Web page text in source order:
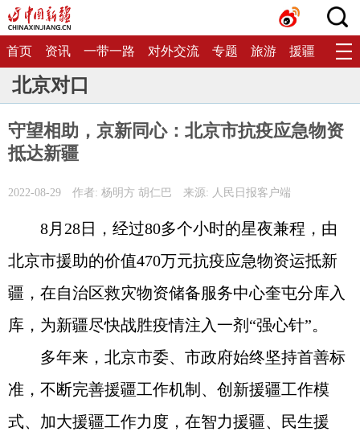
首页 资讯 一带一路 对外交流 专题 旅游 援疆 生态
北京对口
守望相助，京新同心：北京市抗疫应急物资
抵达新疆
2022-08-29 作者: 杨明方 胡仁巴 来源: 人民日报客户端
8月28日，经过80多个小时的星夜兼程，由
北京市援助的价值470万元抗疫应急物资运抵新
疆，在自治区救灾物资储备服务中心奎屯分库入
库，为新疆尽快战胜疫情注入一剂“强心针”。
多年来，北京市委、市政府始终坚持首善标
准，不断完善援疆工作机制、创新援疆工作模
式、加大援疆工作力度，在智力援疆、民生援